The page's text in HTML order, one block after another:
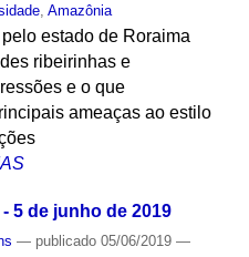
, Amazônia
estado de Roraima
ribeirinhas e
e o que
ameaças ao estilo
5 de junho de 2019
— publicado05/06/2019 —